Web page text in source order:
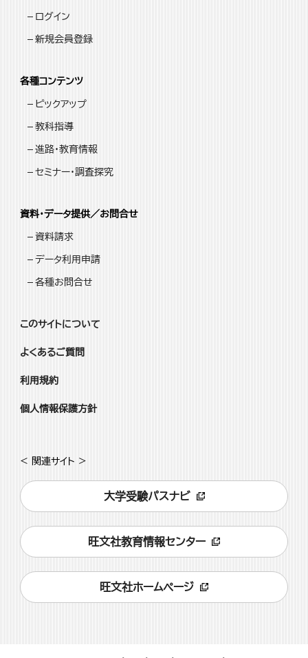
ログイン
新規会員登録
各種コンテンツ
ピックアップ
教科指導
進路・教育情報
セミナー・調査探究
資料・データ提供／お問合せ
資料請求
データ利用申請
各種お問合せ
このサイトについて
よくあるご質問
利用規約
個人情報保護方針
< 関連サイト >
大学受験パスナビ
旺文社教育情報センター
旺文社ホームページ